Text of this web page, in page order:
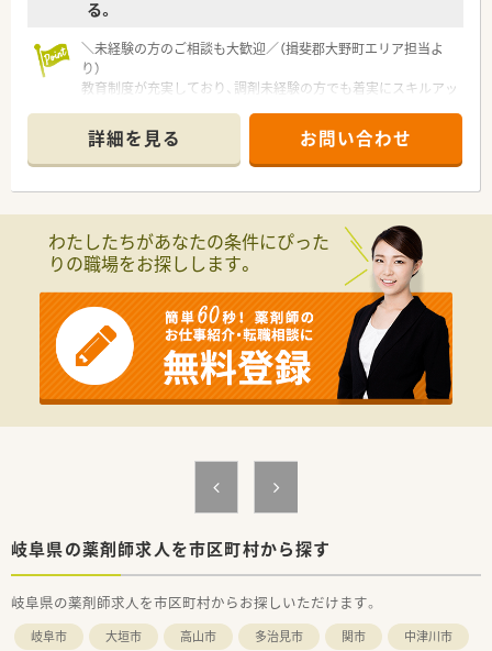
る。
＼未経験の方のご相談も大歓迎／（揖斐郡大野町エリア担当よ
り）
教育制度が充実しており、調剤未経験の方でも着実にスキルアッ
してご応募ください。
【店舗情報と応需状況について】
■揖斐駅から車で15分ほどの場所に位置し、主に耳鼻科の処方
■常時2名から3名の薬剤師と複数名の事務員が在籍しており、
ゆとりを持って日々の調剤業務に取り組める環境です。
■外来の患者様への対応だけでなく、居宅や施設への在宅業務に
も積極的に取り組んでおり地域医療に貢献しています。
【法人特徴について】
■岐阜県内でドミナント形式に店舗展開を続け、県内トップクラ
スの店舗数を誇る地域密着型の安定した調剤薬局企業です。
■調剤薬局事業のほかにも医薬品や医療用機器、介護用品の販売
など幅広く事業を展開し、地域の医療と福祉を支えています。
■全店舗が県内にあるため本人の希望に沿わない無理な転居を
■現場の裁量が大きくアットホームな風通しの良い環境であり、
さまざまな新しいことにチャレンジできる魅力的な求人です。
シフトによる週休2日制でしっかりと体を休められます。
詳細を見る お問い合わせ
わたしたちがあなたの条件にぴった
りの職場をお探しします。
岐阜県の薬剤師求人を市区町村から探す
岐阜県の薬剤師求人を市区町村からお探しいただけます。
岐阜市 大垣市 高山市 多治見市 関市
中津川市